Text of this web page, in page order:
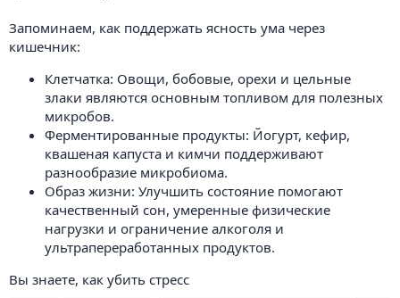
Запоминаем, как поддержать ясность ума через
кишечник:
Клетчатка: Овощи, бобовые, орехи и цельные
злаки являются основным топливом для полезных
микробов.
Ферментированные продукты: Йогурт, кефир,
квашеная капуста и кимчи поддерживают
разнообразие микробиома.
Образ жизни: Улучшить состояние помогают
качественный сон, умеренные физические
нагрузки и ограничение алкоголя и
ультрапереработанных продуктов.
Вы знаете, как убить стресс